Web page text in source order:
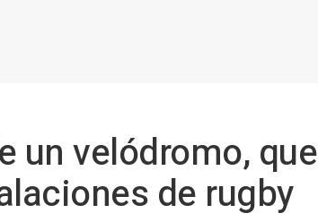
un velódromo, que
de rugby